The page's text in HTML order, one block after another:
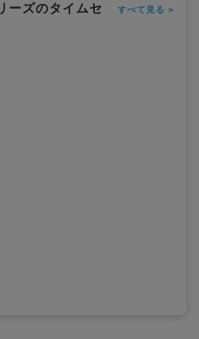
ーズのタイムセ
すべて見る >